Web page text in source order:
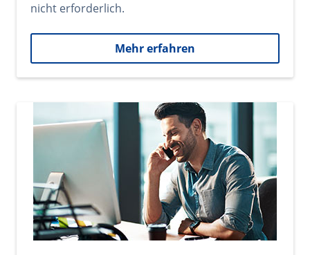
nicht erforderlich.
Mehr erfahren